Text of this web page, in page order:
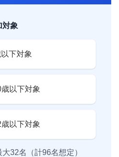
対象
下対象
以下対象
以下対象
32名（計96名想定）